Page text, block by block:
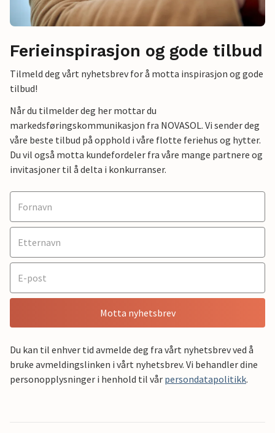
Ferieinspirasjon og gode tilbud
Tilmeld deg vårt nyhetsbrev for å motta inspirasjon og gode
tilbud!
Når du tilmelder deg her mottar du
markedsføringskommunikasjon fra NOVASOL. Vi sender deg
våre beste tilbud på opphold i våre flotte feriehus og hytter.
Du vil også motta kundefordeler fra våre mange partnere og
invitasjoner til å delta i konkurranser.
Motta nyhetsbrev
Du kan til enhver tid avmelde deg fra vårt nyhetsbrev ved å
bruke avmeldingslinken i vårt nyhetsbrev. Vi behandler dine
personopplysninger i henhold til vår persondatapolitikk.